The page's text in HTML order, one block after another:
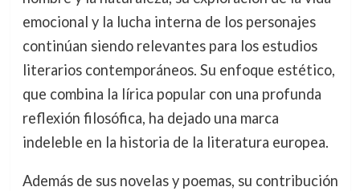
emocional y la lucha interna de los personajes
continúan siendo relevantes para los estudios
literarios contemporáneos. Su enfoque estético,
que combina la lírica popular con una profunda
reflexión filosófica, ha dejado una marca
indeleble en la historia de la literatura europea.
Además de sus novelas y poemas, su contribución